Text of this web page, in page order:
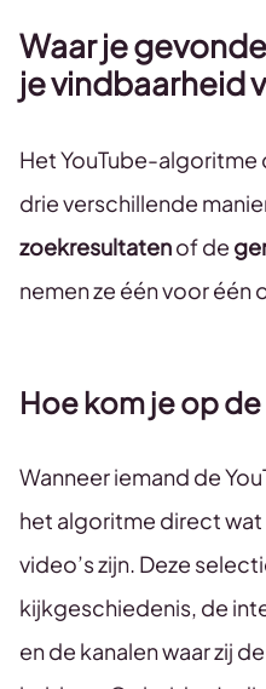
Waar je
je vindbaarheid
Het YouTube-algoritme
drie verschillende
zoekresultatenof de
nemen ze één voor één
Hoe kom je op
Wanneer iemand de
het algoritme direct
video’s zijn. Deze
kijkgeschiedenis, de
en de kanalen waar zij